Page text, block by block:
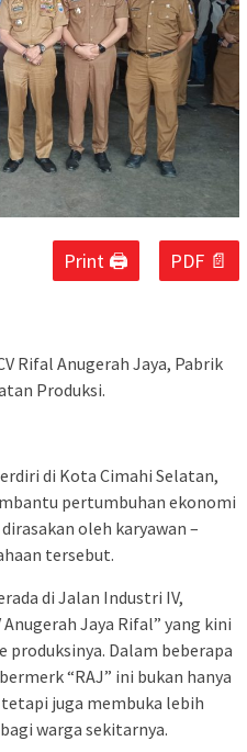
Print 🖨 PDF 📄
Rifal Anugerah Jaya, Pabrik
Produksi.
di Kota Cimahi Selatan,
pertumbuhan ekonomi
oleh karyawan –
tersebut.
di Jalan Industri IV,
Jaya Rifal” yang kini
Dalam beberapa
“RAJ” ini bukan hanya
juga membuka lebih
warga sekitarnya.